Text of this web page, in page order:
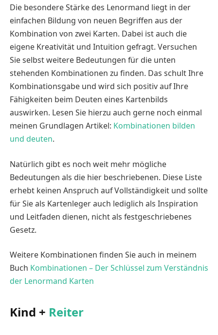
Die besondere Stärke des Lenormand liegt in der
einfachen Bildung von neuen Begriffen aus der
Kombination von zwei Karten. Dabei ist auch die
eigene Kreativität und Intuition gefragt. Versuchen
Sie selbst weitere Bedeutungen für die unten
stehenden Kombinationen zu finden. Das schult Ihre
Kombinationsgabe und wird sich positiv auf Ihre
Fähigkeiten beim Deuten eines Kartenbilds
auswirken. Lesen Sie hierzu auch gerne noch einmal
meinen Grundlagen Artikel: Kombinationen bilden
und deuten.
Natürlich gibt es noch weit mehr mögliche
Bedeutungen als die hier beschriebenen. Diese Liste
erhebt keinen Anspruch auf Vollständigkeit und sollte
für Sie als Kartenleger auch lediglich als Inspiration
und Leitfaden dienen, nicht als festgeschriebenes
Gesetz.
Weitere Kombinationen finden Sie auch in meinem
Buch Kombinationen – Der Schlüssel zum Verständnis
der Lenormand Karten
Kind + Reiter